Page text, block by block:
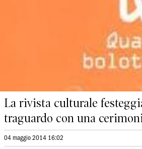
La rivista culturale
traguardo con una
04 maggio 2014 16:02